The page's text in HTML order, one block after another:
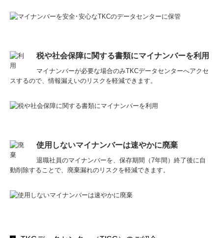
税や社会保障に関する書類にマイナンバーを利用
マイナンバーが必要な場合のみTKCデータセンターへアクセ
スするので、情報漏えいのリスクを軽減できます。
使用しないマイナンバーは速やかに廃棄
退職社員のマイナンバーを、保存期間（7年間）終了後に自
動削除することで、廃棄漏れのリスクを軽減できます。